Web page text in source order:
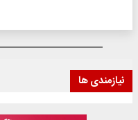
نیازمندی ها